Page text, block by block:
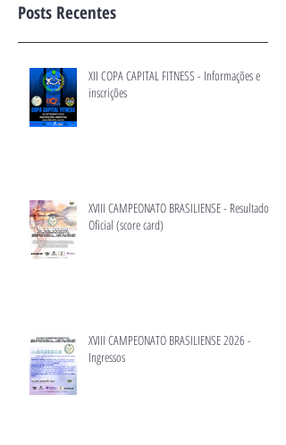
Posts Recentes
XII COPA CAPITAL FITNESS - Informações e
inscrições
XVIII CAMPEONATO BRASILIENSE - Resultado
Oficial (score card)
XVIII CAMPEONATO BRASILIENSE 2026 -
Ingressos